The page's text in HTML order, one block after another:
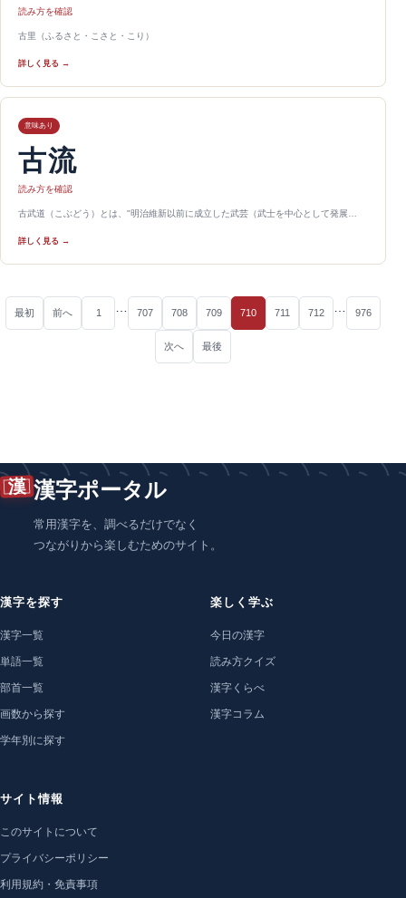
読み方を確認
古里（ふるさと・こさと・こり）
詳しく見る →
意味あり
古流
読み方を確認
古武道（こぶどう）とは、"明治維新以前に成立した武芸（武士を中心として発展…
詳しく見る →
最初 前へ 1 707 708 709 710 711 712 976
次へ 最後
漢 漢字ポータル
常用漢字を、調べるだけでなく
つながりから楽しむためのサイト。
漢字を探す
漢字一覧
単語一覧
部首一覧
画数から探す
学年別に探す
楽しく学ぶ
今日の漢字
読み方クイズ
漢字くらべ
漢字コラム
サイト情報
このサイトについて
プライバシーポリシー
利用規約・免責事項